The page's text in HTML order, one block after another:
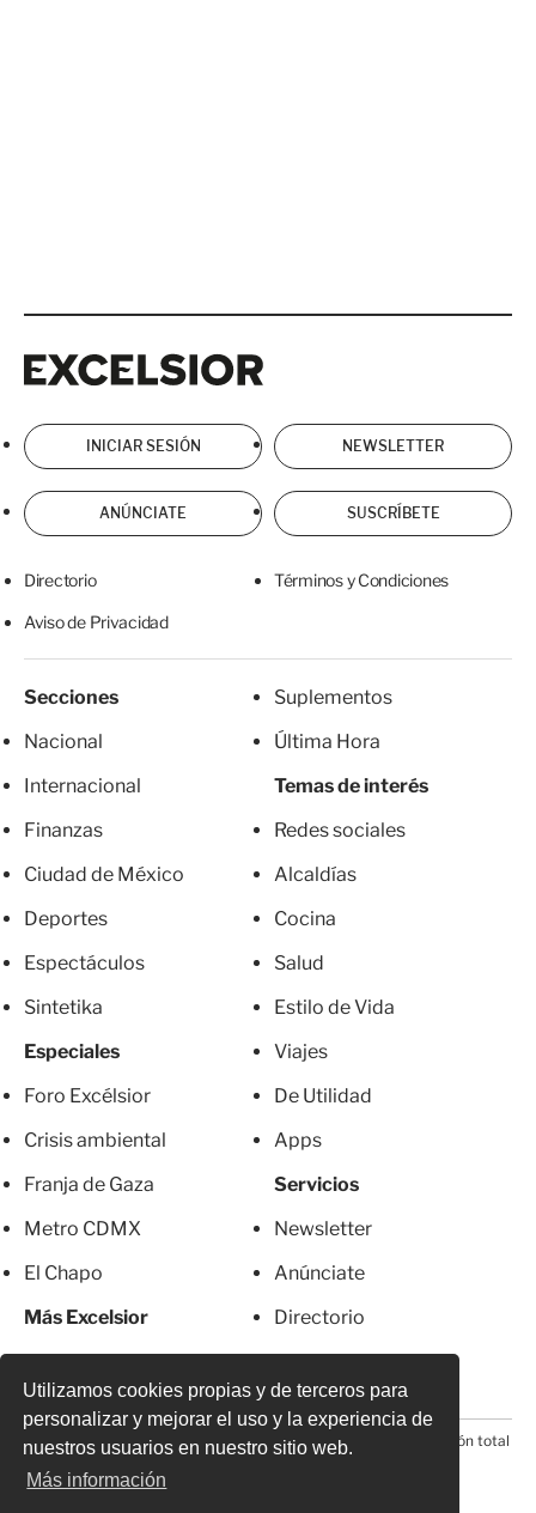
Utilizamos cookies propias y de terceros para
personalizar y mejorar el uso y la experiencia de
nuestros usuarios en nuestro sitio web.
Más información
INICIAR SESIÓN NEWSLETTER
ANÚNCIATE SUSCRÍBETE
Directorio Términos y Condiciones
Aviso de Privacidad
Secciones
Nacional
Internacional
Finanzas
Ciudad de México
Deportes
Espectáculos
Sintetika
Especiales
Foro Excélsior
Crisis ambiental
Franja de Gaza
Metro CDMX
El Chapo
Más Excelsior
Suplementos
Última Hora
Temas de interés
Redes sociales
Alcaldías
Cocina
Salud
Estilo de Vida
Viajes
De Utilidad
Apps
Servicios
Newsletter
Anúnciate
Directorio
© 2026 Todos los derechos reservados. Prohibida la reproducción total
o parcial, incluyendo cualquier medio electrónico*